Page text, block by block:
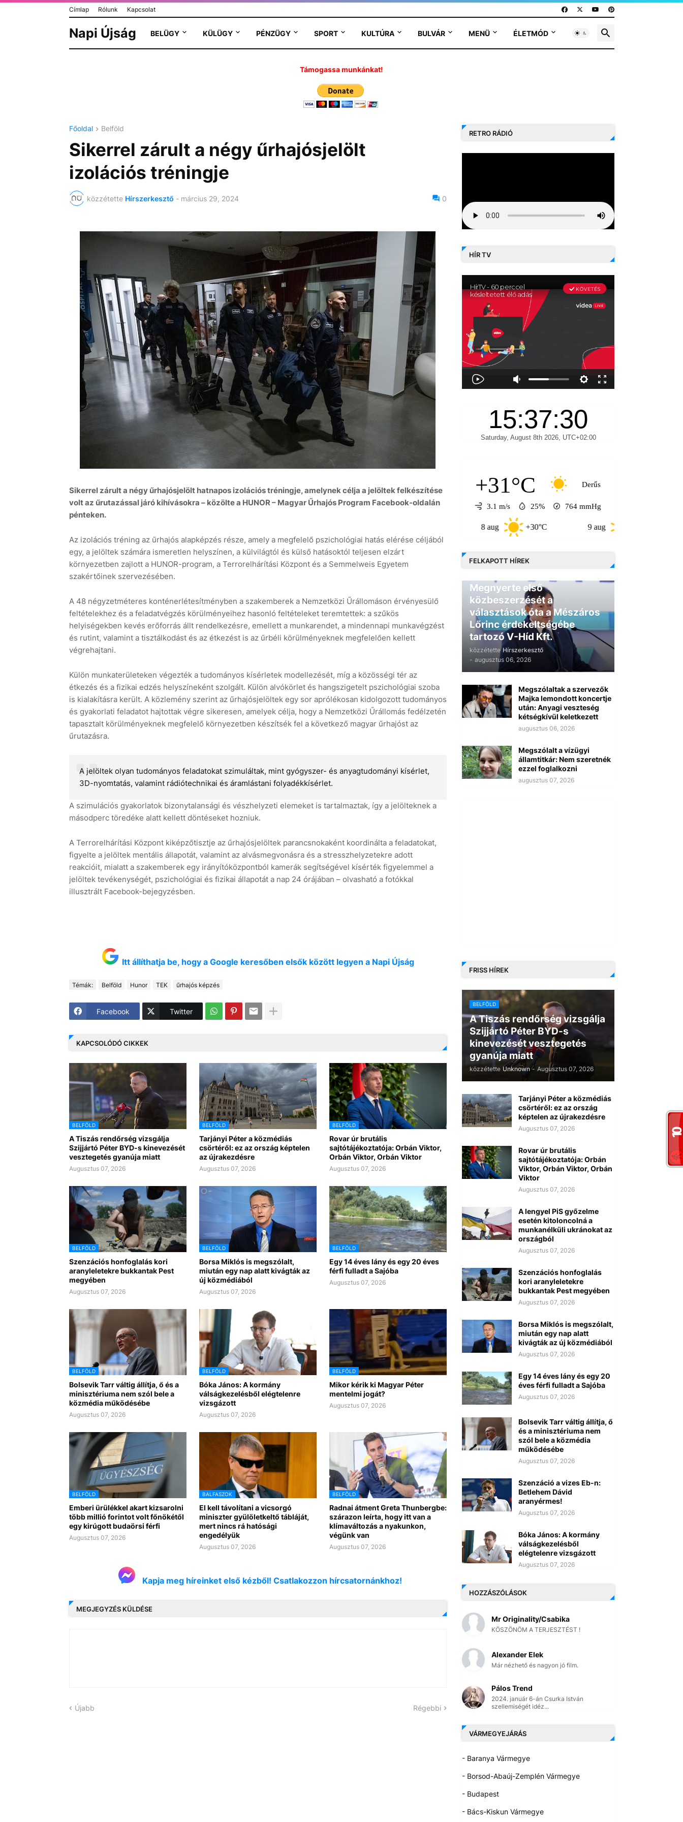
Címlap Rólunk Kapcsolat
Napi Újság BELÜGY KÜLÜGY PÉNZÜGY SPORT KULTÚRA BULVÁR MENÜ ÉLETMÓD
Támogassa munkánkat!
Főoldal Belföld
Sikerrel zárult a négy űrhajósjelölt
izolációs tréningje
közzétette Hírszerkesztő - március 29, 2024 0
Sikerrel zárult a négy űrhajósjelölt hatnapos izolációs tréningje, amelynek célja a jelöltek felkészítése
volt az űrutazással járó kihívásokra – közölte a HUNOR – Magyar Űrhajós Program Facebook-oldalán
pénteken.
Az izolációs tréning az űrhajós alapképzés része, amely a megfelelő pszichológiai hatás elérése céljából
egy, a jelöltek számára ismeretlen helyszínen, a külvilágtól és külső hatásoktól teljesen elzárt
környezetben zajlott a HUNOR-program, a Terrorelhárítási Központ és a Semmelweis Egyetem
szakértőinek szervezésében.
A 48 négyzetméteres konténerlétesítményben a szakemberek a Nemzetközi Űrállomáson érvényesülő
feltételekhez és a feladatvégzés körülményeihez hasonló feltételeket teremtettek: a szűkös
helyiségekben kevés erőforrás állt rendelkezésre, emellett a munkarendet, a mindennapi munkavégzést
és rutint, valamint a tisztálkodást és az étkezést is az űrbéli körülményeknek megfelelően kellett
végrehajtani.
Külön munkaterületeken végezték a tudományos kísérletek modellezését, míg a közösségi tér az
étkezés és a fizikai edzés helyszíneként szolgált. Külön alvókörlet és hangszigetelt pszichológiai szoba
is kialakításra került. A közlemény szerint az űrhajósjelöltek egy sor aprólékosan kidolgozott tudományos
és gyakorlati feladatot hajtottak végre sikeresen, amelyek célja, hogy a Nemzetközi Űrállomás fedélzetén
tapasztalt körülményeknek megfelelő környezetben készítsék fel a következő magyar űrhajóst az
űrutazásra.
A jelöltek olyan tudományos feladatokat szimuláltak, mint gyógyszer- és anyagtudományi kísérlet,
3D-nyomtatás, valamint rádiótechnikai és áramlástani folyadékkísérlet.
A szimulációs gyakorlatok bizonytalansági és vészhelyzeti elemeket is tartalmaztak, így a jelölteknek a
másodperc töredéke alatt kellett döntéseket hozniuk.
A Terrorelhárítási Központ kiképzőtisztje az űrhajósjelöltek parancsnokaként koordinálta a feladatokat,
figyelte a jelöltek mentális állapotát, valamint az alvásmegvonásra és a stresszhelyzetekre adott
reakcióit, mialatt a szakemberek egy irányítóközpontból kamerák segítségével kísérték figyelemmel a
jelöltek tevékenységét, pszichológiai és fizikai állapotát a nap 24 órájában – olvasható a fotókkal
illusztrált Facebook-bejegyzésben.
Itt állíthatja be, hogy a Google keresőben elsők között legyen a Napi Újság
Témák: Belföld Hunor TEK űrhajós képzés
Facebook Twitter
KAPCSOLÓDÓ CIKKEK
BELFÖLD
A Tiszás rendőrség vizsgálja
Szijjártó Péter BYD-s kinevezését
vesztegetés gyanúja miatt
Augusztus 07, 2026
BELFÖLD
Tarjányi Péter a közmédiás
csörtéről: ez az ország képtelen
az újrakezdésre
Augusztus 07, 2026
BELFÖLD
Rovar úr brutális
sajtótájékoztatója: Orbán Viktor,
Orbán Viktor, Orbán Viktor
Augusztus 07, 2026
BELFÖLD
Szenzációs honfoglalás kori
aranyleletekre bukkantak Pest
megyében
Augusztus 07, 2026
BELFÖLD
Borsa Miklós is megszólalt,
miután egy nap alatt kivágták az
új közmédiából
Augusztus 07, 2026
BELFÖLD
Egy 14 éves lány és egy 20 éves
férfi fulladt a Sajóba
Augusztus 07, 2026
BELFÖLD
Bolsevik Tarr váltig állítja, ő és a
minisztériuma nem szól bele a
közmédia működésébe
Augusztus 07, 2026
BELFÖLD
Bóka János: A kormány
válságkezelésből elégtelenre
vizsgázott
Augusztus 07, 2026
BELFÖLD
Mikor kérik ki Magyar Péter
mentelmi jogát?
Augusztus 07, 2026
BELFÖLD
Emberi ürülékkel akart kizsarolni
több millió forintot volt főnökétől
egy kirúgott budaörsi férfi
Augusztus 07, 2026
BALFASZOK
El kell távolítani a vicsorgó
miniszter gyülöletkeltő tábláját,
mert nincs rá hatósági
engedélyük
Augusztus 07, 2026
BELFÖLD
Radnai átment Greta Thunbergbe:
szárazon leírta, hogy itt van a
klímaváltozás a nyakunkon,
végünk van
Augusztus 07, 2026
Kapja meg híreinket első kézből! Csatlakozzon hírcsatornánkhoz!
MEGJEGYZÉS KÜLDÉSE
Újabb Régebbi
RETRO RÁDIÓ
HÍR TV
+31°C Derűs
3.1 m/s 25% 764 mmHg
+30°C +30°C
FELKAPOTT HÍREK
Megnyerte első
közbeszerzését a
választások óta a Mészáros
Lőrinc érdekeltségébe
tartozó V-Híd Kft.
közzétette Hírszerkesztő
- augusztus 06, 2026
Megszólaltak a szervezők
Majka lemondott koncertje
után: Anyagi veszteség
kétségkívül keletkezett
augusztus 06, 2026
Megszólalt a vízügyi
államtitkár: Nem szeretnék
ezzel foglalkozni
augusztus 07, 2026
FRISS HÍREK
BELFÖLD
A Tiszás rendőrség vizsgálja
Szijjártó Péter BYD-s
kinevezését vesztegetés
gyanúja miatt
közzétette Unknown - Augusztus 07, 2026
Tarjányi Péter a közmédiás
csörtéről: ez az ország
képtelen az újrakezdésre
Augusztus 07, 2026
Rovar úr brutális
sajtótájékoztatója: Orbán
Viktor, Orbán Viktor, Orbán
Viktor
Augusztus 07, 2026
A lengyel PiS győzelme
esetén kitoloncolná a
munkanélküli ukránokat az
országból
Augusztus 07, 2026
Szenzációs honfoglalás
kori aranyleletekre
bukkantak Pest megyében
Augusztus 07, 2026
Borsa Miklós is megszólalt,
miután egy nap alatt
kivágták az új közmédiából
Augusztus 07, 2026
Egy 14 éves lány és egy 20
éves férfi fulladt a Sajóba
Augusztus 07, 2026
Bolsevik Tarr váltig állítja, ő
és a minisztériuma nem
szól bele a közmédia
működésébe
Augusztus 07, 2026
Szenzáció a vizes Eb-n:
Betlehem Dávid
aranyérmes!
Augusztus 07, 2026
Bóka János: A kormány
válságkezelésből
elégtelenre vizsgázott
Augusztus 07, 2026
HOZZÁSZÓLÁSOK
Mr Originality/Csabika
KÖSZÖNÖM A TERJESZTÉST !
Alexander Elek
Már nézhető és nagyon jó film.
Pálos Trend
2024. január 6-án Csurka István
szellemiségét idéz...
VÁRMEGYEJÁRÁS
- Baranya Vármegye
- Borsod-Abaúj-Zemplén Vármegye
- Budapest
- Bács-Kiskun Vármegye